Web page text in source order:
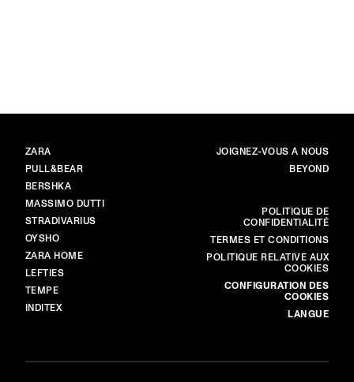
MARQUES
ZARA
PULL&BEAR
BERSHKA
MASSIMO DUTTI
STRADIVARIUS
OYSHO
ZARA HOME
LEFTIES
TEMPE
INDITEX
PRINCIPAL
JOIGNEZ-VOUS À NOUS
BEYOND
POLITIQUE DE
CONFIDENTIALITÉ
TERMES ET CONDITIONS
POLITIQUE RELATIVE AUX
COOKIES
CONFIGURATION DES
COOKIES
LANGUE